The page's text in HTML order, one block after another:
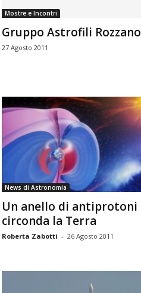
Mostre e Incontri
Gruppo Astrofili Rozzano
27 Agosto 2011
News di Astronomia
Un anello di antiprotoni
circonda la Terra
Roberta Zabotti - 26 Agosto 2011